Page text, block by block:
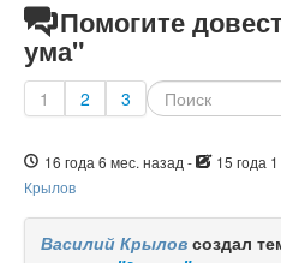
Помогите
ума"
1 2 3
16 года 6 мес. назад - 15 года
Крылов
Василий Крылов создал